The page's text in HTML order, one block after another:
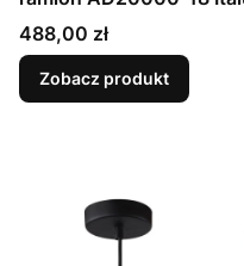
Cena
488,00 zł
Zobacz produkt